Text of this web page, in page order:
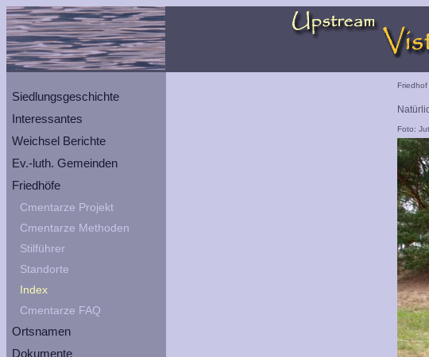
Siedlungsgeschichte
Interessantes
Weichsel Berichte
Ev.-luth. Gemeinden
Friedhöfe
Cmentarze Projekt
Cmentarze Methoden
Stilführer
Standorte
Index
Cmentarze FAQ
Ortsnamen
Dokumente
Friedhof
Foto: